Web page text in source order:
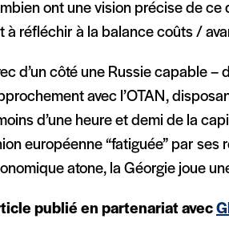
ont une vision précise de ce
à réfléchir à la balance coûts /
d’un côté une Russie capable
avec l’OTAN,
d’une heure et demi de la
européenne “fatiguée” par
atone, la Géorgie joue
publié en partenariat avec